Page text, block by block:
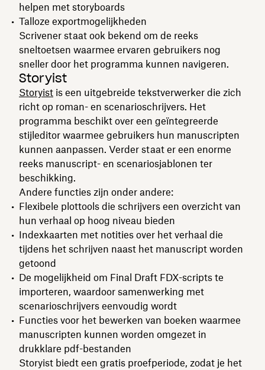
helpen met storyboards
Talloze exportmogelijkheden
Scrivener staat ook bekend om de reeks
sneltoetsen waarmee ervaren gebruikers nog
sneller door het programma kunnen navigeren.
Storyist
Storyist is een uitgebreide tekstverwerker die zich
richt op roman- en scenarioschrijvers. Het
programma beschikt over een geïntegreerde
stijleditor waarmee gebruikers hun manuscripten
kunnen aanpassen. Verder staat er een enorme
reeks manuscript- en scenariosjablonen ter
beschikking.
Andere functies zijn onder andere:
Flexibele plottools die schrijvers een overzicht van
hun verhaal op hoog niveau bieden
Indexkaarten met notities over het verhaal die
tijdens het schrijven naast het manuscript worden
getoond
De mogelijkheid om Final Draft FDX-scripts te
importeren, waardoor samenwerking met
scenarioschrijvers eenvoudig wordt
Functies voor het bewerken van boeken waarmee
manuscripten kunnen worden omgezet in
drukklare pdf-bestanden
Storyist biedt een gratis proefperiode, zodat je het